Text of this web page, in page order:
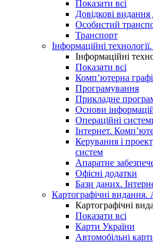
Показати всі
Довідкові видання
Особистий
Транспорт
Інформаційні
Інформаційні
Показати всі
Комп’ютерна
Програмування
Прикладне
Основи
Операційні
Інтернет.
Керування і
систем
Апаратне
Офісні додатки
Бази даних.
Картографічні видання.
Картографічні
Показати всі
Карти України
Автомобільні